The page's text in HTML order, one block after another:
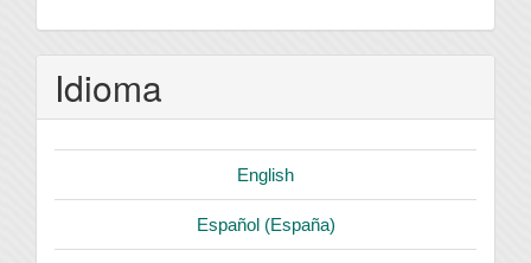
Idioma
English
Español (España)